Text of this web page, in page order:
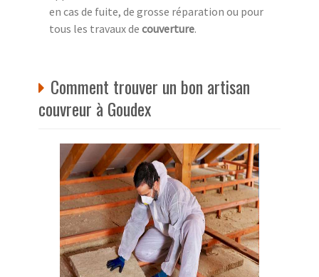
en cas de fuite, de grosse réparation ou pour
tous les travaux de couverture.
Comment trouver un bon artisan
couvreur à Goudex